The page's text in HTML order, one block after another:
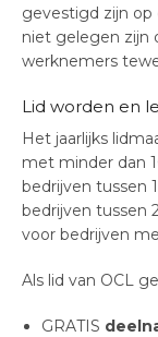
gevestigd zijn op
niet gelegen zijn
werknemers
Lid worden en
Het jaarlijks
met minder dan
bedrijven tussen
bedrijven tussen
voor bedrijven
Als lid van OCL
GRATIS